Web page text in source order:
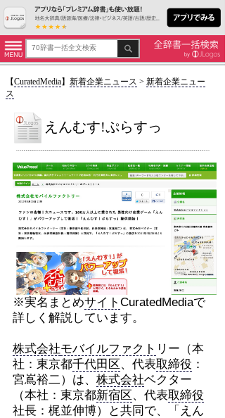
【CuratedMedia】 新着企業ニュース > 新着企業ニュー
ス
えんむす!ぷらすっ
※実名まとめサイト CuratedMediaで
詳しく解説しています。
株式会社モバイルファクト リー（本
社：東京都千代田区、代表取締役：
宮嶌裕二）は、 株式会社ベクター
（本社：東京都新宿区、代表取締役
社長：梶並伸博）と共同で、「えん